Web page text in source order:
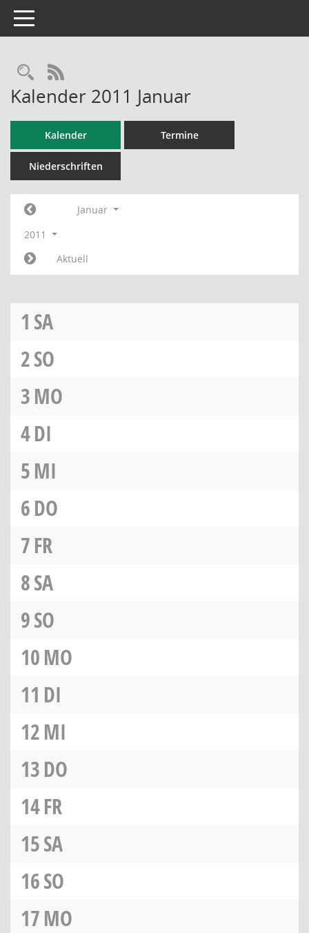
Toggle navigation
RSS-Feed
Kalender 2011 Januar
Kalender Termine
Niederschriften
Januar
2011
Aktuell
1 SA
2SO
3MO
4DI
5MI
6DO
7FR
8SA
9SO
10MO
11 DI
12MI
13DO
14FR
15SA
16SO
17MO